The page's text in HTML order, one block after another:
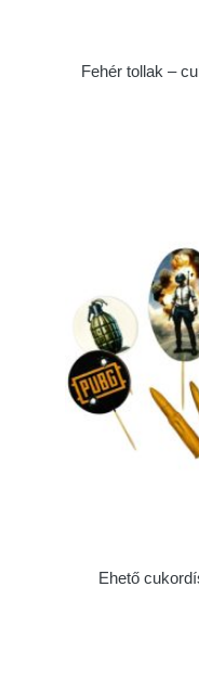
Fehér tollak –
Ehető